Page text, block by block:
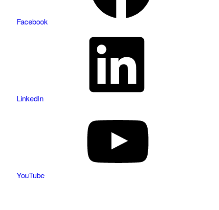
Facebook
LinkedIn
YouTube